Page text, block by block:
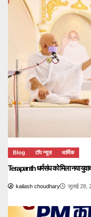
Blog टॉप न्यूज़ धार्मिक
Terapanth धर्मसंघ को मिला नया
kailash choudhary जुलाई 28,